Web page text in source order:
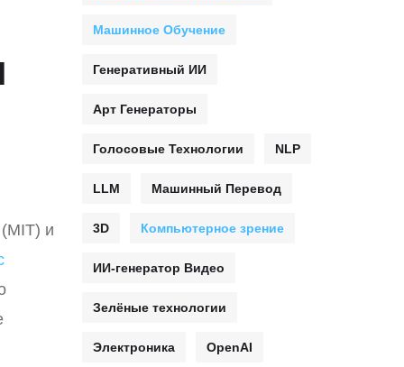
и
Машинное Обучение
Генеративный ИИ
Арт Генераторы
Голосовые Технологии NLP
LLM Машинный Перевод
3D Компьютерное зрение
ИИ-генератор Видео
Зелёные технологии
Электроника OpenAI